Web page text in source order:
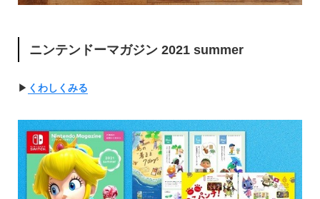
ニンテンドーマガジン 2021 summer
▶︎ くわしくみる